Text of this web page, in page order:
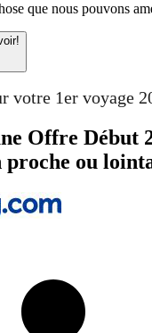
que nous pouvons
votre 1er voyage
Offre Début
proche ou